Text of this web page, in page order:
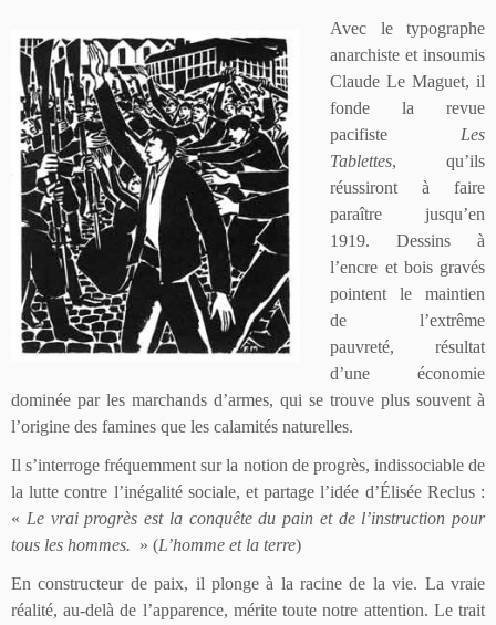
Avec le typographe
anarchiste et insoumis
Claude Le Maguet, il
fonde la revue
pacifiste Les
Tablettes, qu’ils
réussiront à faire
paraître jusqu’en
1919. Dessins à
l’encre et bois gravés
pointent le maintien
de l’extrême
pauvreté, résultat
d’une économie
dominée par les marchands d’armes, qui se trouve plus souvent à
l’origine des famines que les calamités naturelles.
Il s’interroge fréquemment sur la notion de progrès, indissociable de
la lutte contre l’inégalité sociale, et partage l’idée d’Élisée Reclus :
« Le vrai progrès est la conquête du pain et de l’instruction pour
tous les hommes. » (L’homme et la terre)
En constructeur de paix, il plonge à la racine de la vie. La vraie
réalité, au-delà de l’apparence, mérite toute notre attention. Le trait